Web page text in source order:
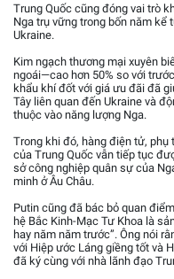
Trung Quốc cũng đóng vai trò
Nga trụ vững trong bốn năm
Ukraine.
Kim ngạch thương mại xuyên
ngoái—cao hơn 50% so với
khẩu khí đốt với giá ưu đãi đã
Tây liên quan đến Ukraine và
thuộc vào năng lượng Nga.
Trong khi đó, hàng điện tử,
của Trung Quốc vẫn tiếp tục
sở công nghiệp quân sự của
minh ở Âu Châu.
Putin cũng đã bác bỏ quan
hệ Bắc Kinh-Mạc Tư Khoa là
hay năm năm trước”. Ông nói
với Hiệp ước Láng giềng tốt và
đã ký cùng với nhà lãnh đạo